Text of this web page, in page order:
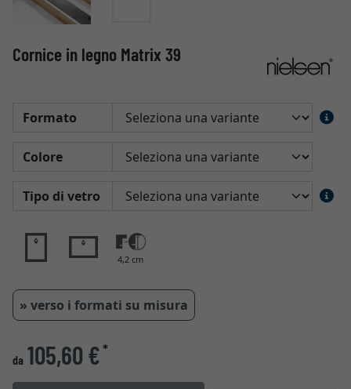
Cornice in legno Matrix 39
Formato
Colore
Tipo di vetro
4,2 cm
» verso i formati su misura
da 105,60 €*